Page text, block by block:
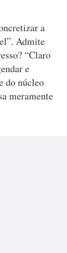
a
Admite
“Claro
e
do núcleo
meramente